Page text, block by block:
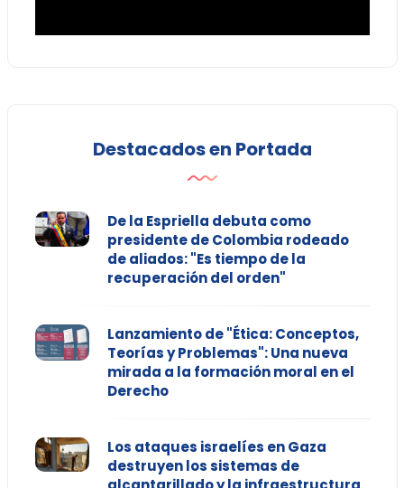
Destacados en Portada
De la Espriella debuta como
presidente de Colombia rodeado
de aliados: "Es tiempo de la
recuperación del orden"
Lanzamiento de "Ética: Conceptos,
Teorías y Problemas": Una nueva
mirada a la formación moral en el
Derecho
Los ataques israelíes en Gaza
destruyen los sistemas de